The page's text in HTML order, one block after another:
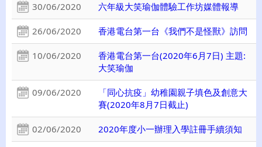
30/06/2020 六年級大笑瑜伽體驗工作坊媒體報導
26/06/2020 香港電台第一台《我們不是怪獸》訪問
10/06/2020
香港電台第一台(2020年6月7日) 主題:
大笑瑜伽
09/06/2020
「同心抗疫」幼稚園親子填色及創意大
賽(2020年8月7日截止)
02/06/2020 2020年度小一辦理入學註冊手續須知